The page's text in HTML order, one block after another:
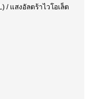
/ แสงอัลตร้าไวโอเล็ต